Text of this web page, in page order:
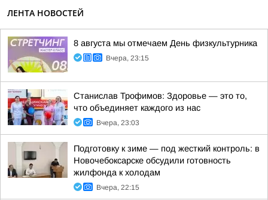
ЛЕНТА НОВОСТЕЙ
8 августа мы отмечаем День физкультурника
Вчера, 23:15
Станислав Трофимов: Здоровье — это то,
что объединяет каждого из нас
Вчера, 23:03
Подготовку к зиме — под жесткий контроль: в
Новочебоксарске обсудили готовность
жилфонда к холодам
Вчера, 22:15